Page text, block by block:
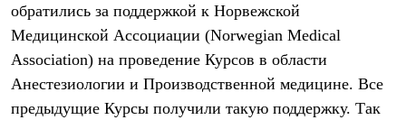
Футболки
Брюки
Термобелье
Теплое термобелье
Среднее термобелье
Легкое термобелье
обратились за поддержкой к Норвежской
Медицинской Ассоциации (Norwegian Medical
Association) на проведение Курсов в области
Анестезиологии и Производственной медицине. Все
предыдущие Курсы получили такую поддержку. Так